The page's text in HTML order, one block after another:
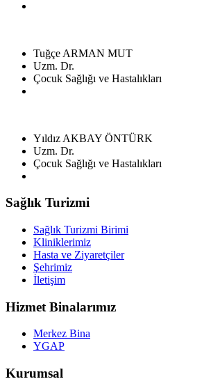
Tuğçe ARMAN MUT
Uzm. Dr.
Çocuk Sağlığı ve Hastalıkları
Yıldız AKBAY ÖNTÜRK
Uzm. Dr.
Çocuk Sağlığı ve Hastalıkları
Sağlık Turizmi
Sağlık Turizmi Birimi
Kliniklerimiz
Hasta ve Ziyaretçiler
Şehrimiz
İletişim
Hizmet Binalarımız
Merkez Bina
YGAP
Kurumsal